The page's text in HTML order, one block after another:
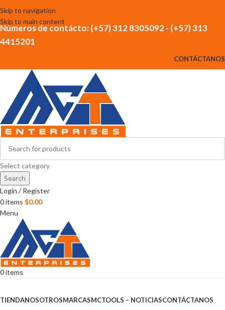
Skip to navigation
Skip to main content
Números de contácto: (+57) 312 8305092 - (+57) 313
4415201
CONTÁCTANOS
Select category
Search
Login / Register
0items $0.00
Menu
0items
TIENDANOSOTROSMARCASMCTOOLS – NOTICIASCONTÁCTANOS